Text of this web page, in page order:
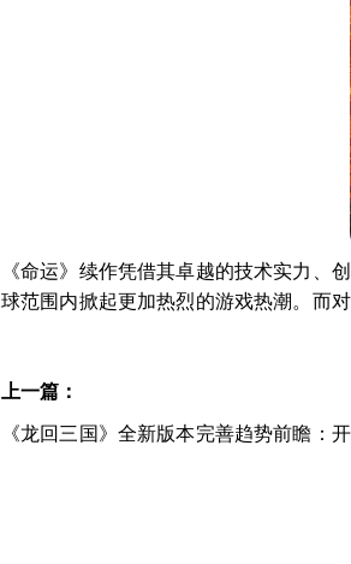
《命运》续作凭借其卓越的技术实力、
球范围内掀起更加热烈的游戏热潮。而
上一篇：
《龙回三国》全新版本完善趋势前瞻：